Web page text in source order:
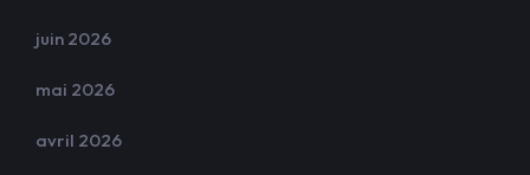
juin 2026
mai 2026
avril 2026